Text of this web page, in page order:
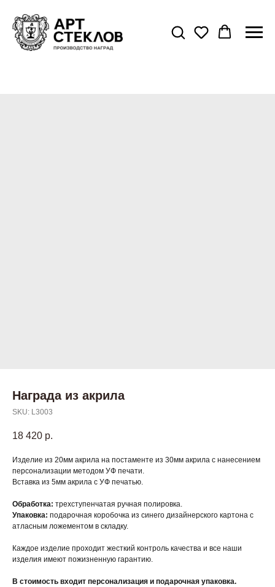
Награда из акрила
SKU: L3003
18 420 р.
Изделие из 20мм акрила на постаменте из 30мм акрила с нанесением
персонализации методом УФ печати.
Вставка из 5мм акрила с УФ печатью.
Обработка: трехступенчатая ручная полировка.
Упаковка: подарочная коробочка из синего дизайнерского картона с
атласным ложементом в складку.
Каждое изделие проходит жесткий контроль качества и все наши
изделия имеют пожизненную гарантию.
В стоимость входит персонализация и подарочная упаковка.